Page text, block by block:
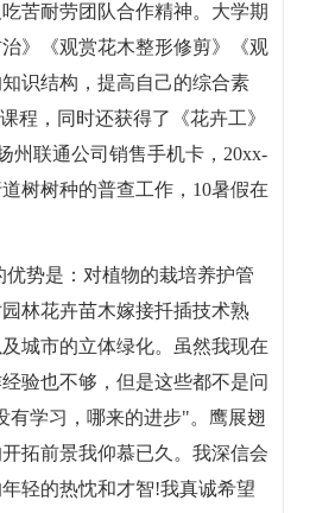
苦耐劳团队合作精神。大学期
》《观赏花木整形修剪》《观
识结构，提高自己的综合素
程，同时还获得了《花卉工》
州联通公司销售手机卡，20xx-
树树种的普查工作，10暑假在
势是：对植物的栽培养护管
林花卉苗木嫁接扦插技术熟
城市的立体绿化。虽然我现在
验也不够，但是这些都不是问
有学习，哪来的进步"。鹰展翅
拓前景我仰慕已久。我深信会
轻的热忱和才智!我真诚希望